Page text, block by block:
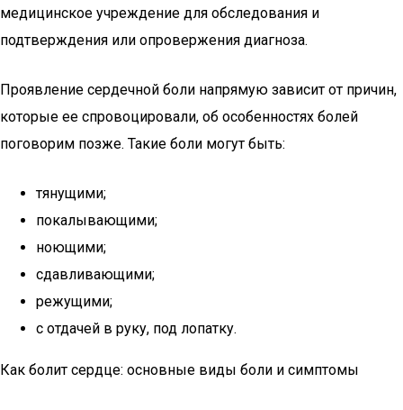
медицинское учреждение для обследования и
подтверждения или опровержения диагноза.
Проявление сердечной боли напрямую зависит от причин,
которые ее спровоцировали, об особенностях болей
поговорим позже. Такие боли могут быть:
тянущими;
покалывающими;
ноющими;
сдавливающими;
режущими;
с отдачей в руку, под лопатку.
Как болит сердце: основные виды боли и симптомы